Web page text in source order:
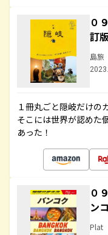
０
訂
島旅
１冊丸ごと隠岐だけの
そこには世界が認めた
あった！
０
ン
Plat